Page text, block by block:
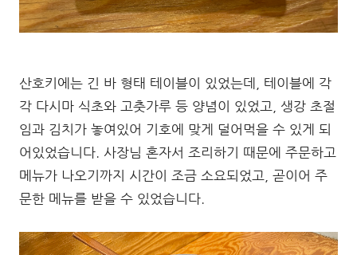
산호키에는 긴 바 형태 테이블이 있었는데, 테이블에 각
각 다시마 식초와 고춧가루 등 양념이 있었고, 생강 초절
임과 김치가 놓여있어 기호에 맞게 덜어먹을 수 있게 되
어있었습니다. 사장님 혼자서 조리하기 때문에 주문하고
메뉴가 나오기까지 시간이 조금 소요되었고, 곧이어 주
문한 메뉴를 받을 수 있었습니다.